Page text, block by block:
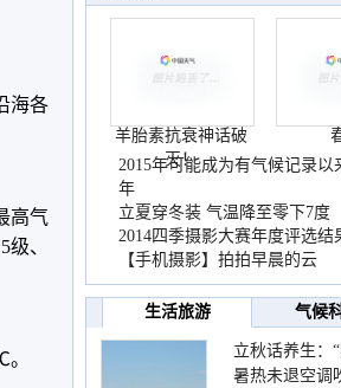
海各
高气
、
羊胎素抗衰神话破
灭！
2015年可能成为有气候记录以
年
立夏穿冬装 气温降至零下7度
2014四季摄影大赛年度评选结
【手机摄影】拍拍早晨的云
生活旅游 气候
立秋话养生：
着急 先清暑再
暑热未退空调